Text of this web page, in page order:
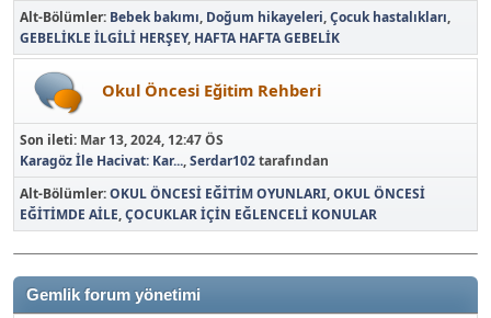
Alt-Bölümler Bebek bakımı Doğum hikayeleri Çocuk hastalıkları
GEBELİKLE İLGİLİ HERŞEY HAFTA HAFTA GEBELİK
Okul Öncesi Eğitim Rehberi
Son ileti: Mar 13, 2024, 12:47 ÖS
Karagöz İle Hacivat: Kar...,Serdar102tarafından
Alt-Bölümler OKUL ÖNCESİ EĞİTİM OYUNLARI OKUL ÖNCESİ
EĞİTİMDE AİLE ÇOCUKLAR İÇİN EĞLENCELİ KONULAR
Gemlik forum yönetimi